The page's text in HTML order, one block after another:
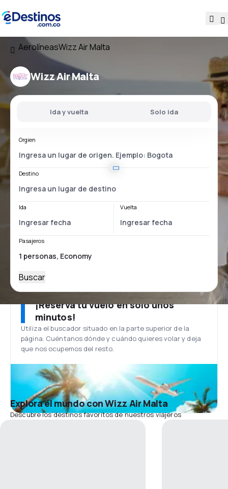
AerolíneasWizz Air Malta
Wizz Air Malta
Ida y vuelta Solo ida
Orgien
Destino
Ida Vuelta
Pasajeros
Buscar
¡Reserva tu vuelo en solo unos
minutos!
Utiliza el buscador situado en la parte superior de la
página. Cuéntanos dónde y cuándo quieres volar y deja
que nos ocupemos del resto.
Explora el mundo con Wizz Air Malta
Descubre los destinos favoritos de nuestros viajeros